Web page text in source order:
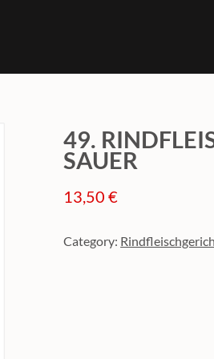
49.
SAUER
13,50€
Category: